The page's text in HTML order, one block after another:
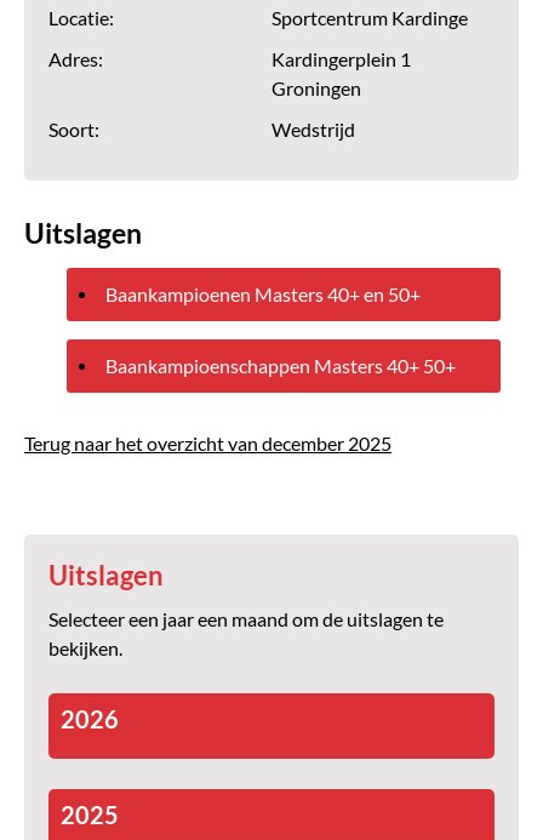
Locatie:
Sportcentrum Kardinge
Adres:
Kardingerplein 1
Groningen
Soort:
Wedstrijd
Uitslagen
Baankampioenen Masters 40+ en 50+
Baankampioenschappen Masters 40+ 50+
Terug naar het overzicht van december 2025
Uitslagen
Selecteer een jaar een maand om de uitslagen te
bekijken.
2026
2025